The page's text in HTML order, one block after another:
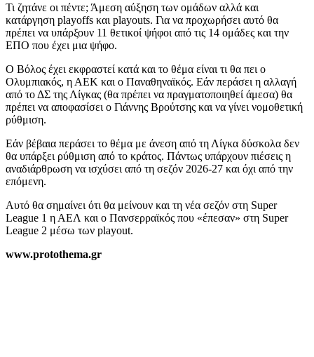
Τι ζητάνε οι πέντε; Άμεση αύξηση των ομάδων αλλά και
κατάργηση playoffs και playouts. Για να προχωρήσει αυτό θα
πρέπει να υπάρξουν 11 θετικοί ψήφοι από τις 14 ομάδες και την
ΕΠΟ που έχει μια ψήφο.
Ο Βόλος έχει εκφραστεί κατά και το θέμα είναι τι θα πει ο
Ολυμπιακός, η ΑΕΚ και ο Παναθηναϊκός. Εάν περάσει η αλλαγή
από το ΔΣ της Λίγκας (θα πρέπει να πραγματοποιηθεί άμεσα) θα
πρέπει να αποφασίσει ο Γιάννης Βρούτσης και να γίνει νομοθετική
ρύθμιση.
Εάν βέβαια περάσει το θέμα με άνεση από τη Λίγκα δύσκολα δεν
θα υπάρξει ρύθμιση από το κράτος. Πάντως υπάρχουν πιέσεις η
αναδιάρθρωση να ισχύσει από τη σεζόν 2026-27 και όχι από την
επόμενη.
Αυτό θα σημαίνει ότι θα μείνουν και τη νέα σεζόν στη Super
League 1 η ΑΕΛ και ο Πανσερραϊκός που «έπεσαν» στη Super
League 2 μέσω των playout.
www.protothema.gr